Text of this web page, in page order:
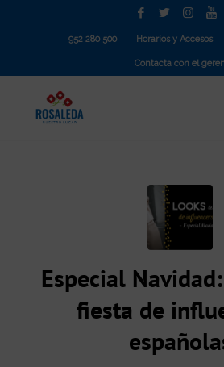
952 280 500 Horarios y Accesos
Contacta con el
Especial
fiesta de